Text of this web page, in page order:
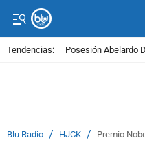
Tendencias: Posesión Abelardo
Blu Radio / HJCK / Premio